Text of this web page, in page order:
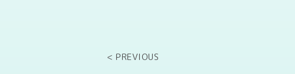
< PREVIOUS